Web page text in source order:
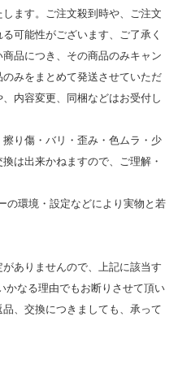
ます。ご注文殺到時や、ご注文
可能性がございます、ご了承く
品につき、その商品のみキャン
みをまとめて発送させていただ
内容変更、同梱などはお受付し
り傷・バリ・歪み・色ムラ・少
は出来かねますので、ご理解・
の環境・設定などにより実物と若
ありませんので、上記に該当す
かなる理由でもお断りさせて頂い
、交換につきましても、承って